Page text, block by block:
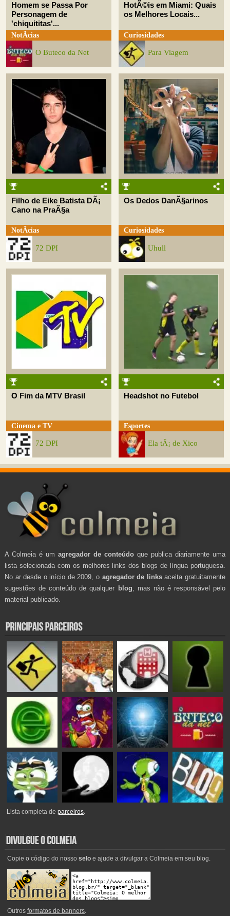
Homem se Passa Por
Personagem de
'chiquititas'...
NotÃ­cias
O Buteco da Net
HotÃ©is em Miami: Quais
os Melhores Locais...
Curiosidades
Para Viagem
Filho de Eike Batista DÃ¡
Cano na PraÃ§a
NotÃ­cias
72 DPI
Os Dedos DanÃ§arinos
Curiosidades
Uhull
O Fim da MTV Brasil
Cinema e TV
72 DPI
Headshot no Futebol
Esportes
Ela tÃ¡ de Xico
A Colmeia é um agregador de conteúdo que publica diariamente uma
lista selecionada com os melhores links dos blogs de língua portuguesa.
No ar desde o início de 2009, o agregador de linksaceita gratuitamente
sugestões de conteúdo de qualquer blog , mas não é responsável pelo
material publicado.
Lista completa deparceiros.
Copie o código do nosso seloe ajude a divulgar a Colmeia em seu blog.
Outros formatos de banners.